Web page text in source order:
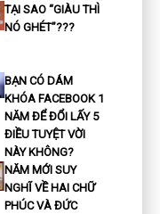
TẠI SAO “GIÀU THÌ
NÓ GHÉT”???
BẠN CÓ DÁM
KHÓA FACEBOOK 1
NĂM ĐỂ ĐỔI LẤY 5
ĐIỀU TUYỆT VỜI
NÀY KHÔNG?
NĂM MỚI SUY
NGHĨ VỀ HAI CHỮ
PHÚC VÀ ĐỨC